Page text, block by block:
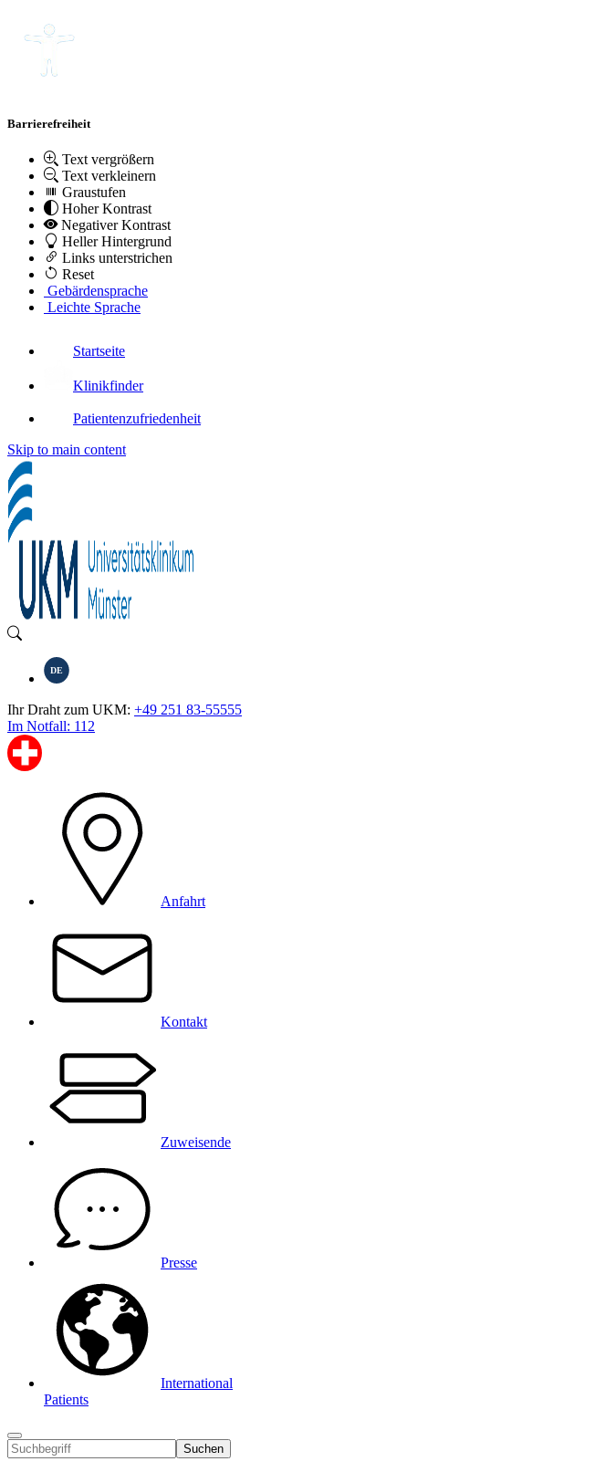
Barrierefreiheit
Text vergrößern
Text verkleinern
Graustufen
Hoher Kontrast
Negativer Kontrast
Heller Hintergrund
Links unterstrichen
Reset
Gebärdensprache
Leichte Sprache
Startseite
Klinikfinder
Patientenzufriedenheit
Skip to main content
DE
Ihr Draht zum UKM: +49 251 83-55555
Im Notfall: 112
Anfahrt
Kontakt
Zuweisende
Presse
International
Patients
Suchen